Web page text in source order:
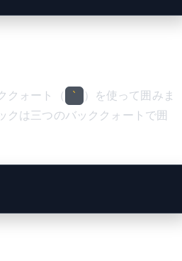
クォート（ `
）を使って囲みま
クは三つのバッククォートで囲